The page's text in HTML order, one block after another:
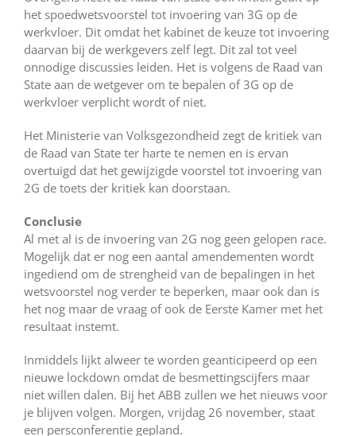
het spoedwetsvoorstel tot invoering van 3G op de
werkvloer. Dit omdat het kabinet de keuze tot invoering
daarvan bij de werkgevers zelf legt. Dit zal tot veel
onnodige discussies leiden. Het is volgens de Raad van
State aan de wetgever om te bepalen of 3G op de
werkvloer verplicht wordt of niet.
Het Ministerie van Volksgezondheid zegt de kritiek van
de Raad van State ter harte te nemen en is ervan
overtuigd dat het gewijzigde voorstel tot invoering van
2G de toets der kritiek kan doorstaan.
Conclusie
Al met al is de invoering van 2G nog geen gelopen race.
Mogelijk dat er nog een aantal amendementen wordt
ingediend om de strengheid van de bepalingen in het
wetsvoorstel nog verder te beperken, maar ook dan is
het nog maar de vraag of ook de Eerste Kamer met het
resultaat instemt.
Inmiddels lijkt alweer te worden geanticipeerd op een
nieuwe lockdown omdat de besmettingscijfers maar
niet willen dalen. Bij het ABB zullen we het nieuws voor
je blijven volgen. Morgen, vrijdag 26 november, staat
een persconferentie gepland.